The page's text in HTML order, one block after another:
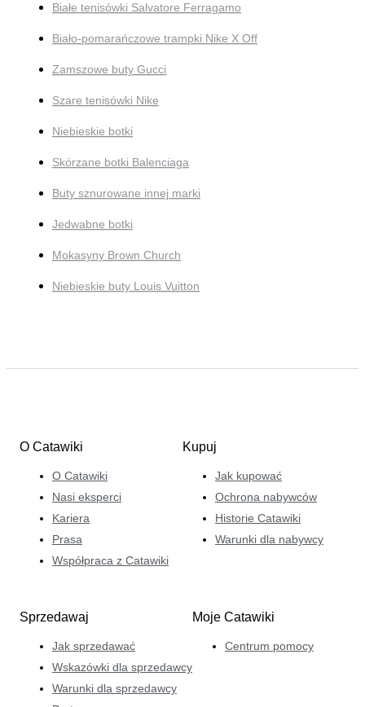
Białe tenisówki Salvatore Ferragamo
Biało-pomarańczowe trampki Nike X Off
Zamszowe buty Gucci
Szare tenisówki Nike
Niebieskie botki
Skórzane botki Balenciaga
Buty sznurowane innej marki
Jedwabne botki
Mokasyny Brown Church
Niebieskie buty Louis Vuitton
O Catawiki
O Catawiki
Nasi eksperci
Kariera
Prasa
Współpraca z Catawiki
Kupuj
Jak kupować
Ochrona nabywców
Historie Catawiki
Warunki dla nabywcy
Sprzedawaj
Jak sprzedawać
Wskazówki dla sprzedawcy
Warunki dla sprzedawcy
Moje Catawiki
Centrum pomocy